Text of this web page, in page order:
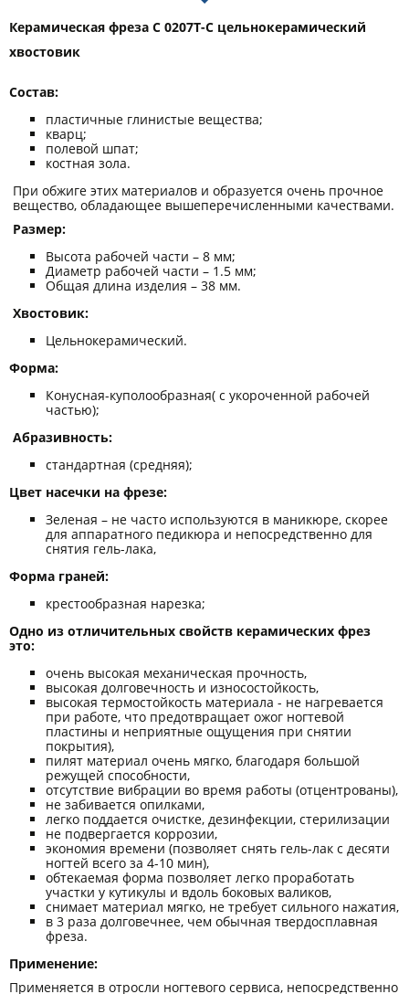
Керамическая фреза С 0207Т-С цельнокерамический
хвостовик
Состав:
пластичные глинистые вещества;
кварц;
полевой шпат;
костная зола.
При обжиге этих материалов и образуется очень прочное
вещество, обладающее вышеперечисленными качествами.
Размер:
Высота рабочей части – 8 мм;
Диаметр рабочей части – 1.5 мм;
Общая длина изделия – 38 мм.
Хвостовик:
Цельнокерамический.
Форма:
Конусная-куполообразная( с укороченной рабочей
частью);
Абразивность:
стандартная (средняя);
Цвет насечки на фрезе:
Зеленая – не часто используются в маникюре, скорее
для аппаратного педикюра и непосредственно для
снятия гель-лака,
Форма граней:
крестообразная нарезка;
Одно из отличительных свойств керамических фрез
это:
очень высокая механическая прочность,
высокая долговечность и износостойкость,
высокая термостойкость материала - не нагревается
при работе, что предотвращает ожог ногтевой
пластины и неприятные ощущения при снятии
покрытия),
пилят материал очень мягко, благодаря большой
режущей способности,
отсутствие вибрации во время работы (отцентрованы),
не забивается опилками,
легко поддается очистке, дезинфекции, стерилизации
не подвергается коррозии,
экономия времени (позволяет снять гель-лак с десяти
ногтей всего за 4-10 мин),
обтекаемая форма позволяет легко проработать
участки у кутикулы и вдоль боковых валиков,
снимает материал мягко, не требует сильного нажатия,
в 3 раза долговечнее, чем обычная твердосплавная
фреза.
Применение:
Применяется в отросли ногтевого сервиса, непосредственно